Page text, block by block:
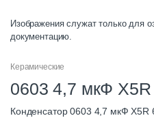
Изображения служат только для
документацию.
Керамические
0603 4,7 мкФ
Конденсатор 0603 4,7 мкФ X5R